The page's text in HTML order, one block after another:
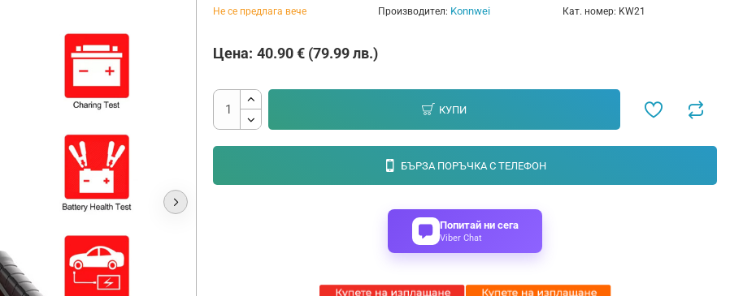
Не се предлага вече Производител: Konnwei Кат. номер: KW21
Цена: 40.90 € (79.99 лв.)
КУПИ
БЪРЗА ПОРЪЧКА С ТЕЛЕФОН
Попитай ни сега
Viber Chat